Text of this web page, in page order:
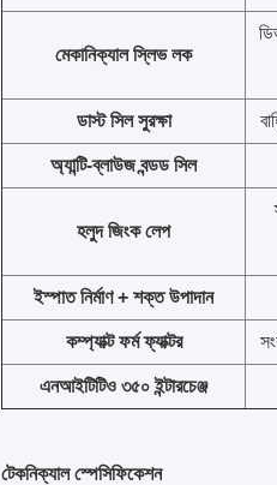
মেকানিক্যাল স্লিভ লক
ডাস্ট সিল সুরক্ষা
অ্যান্টি-ব্লাউজ বন্ডড সিল
হলুদ জিংক লেপ
ইস্পাত নির্মাণ + শক্ত উপাদান
কম্প্যাক্ট ফর্ম ফ্যাক্টর
এনআইটিটিও ৩৫০ ইন্টারচেঞ্জ
টেকনিক্যাল স্পেসিফিকেশন